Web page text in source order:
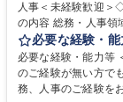
人事＜未経験歓迎＞◇
の内容 総務・人事領
します。 ＜具体的には＞ ・総務/人事労務（給与・社保・勤
・採用・教育研修
採用や教育等の業務
出張もございます。
必要な経験・能
必要な経験・能力等
のご経験が無い方で
務、人事のご経験をお持ちの方（